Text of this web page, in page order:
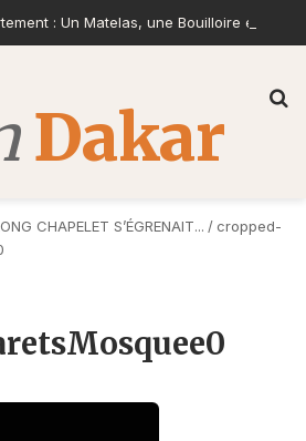
CHAPELET S’ÉGRENAIT... / cropped-